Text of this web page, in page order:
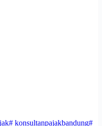
# konsultanpajakbandung#